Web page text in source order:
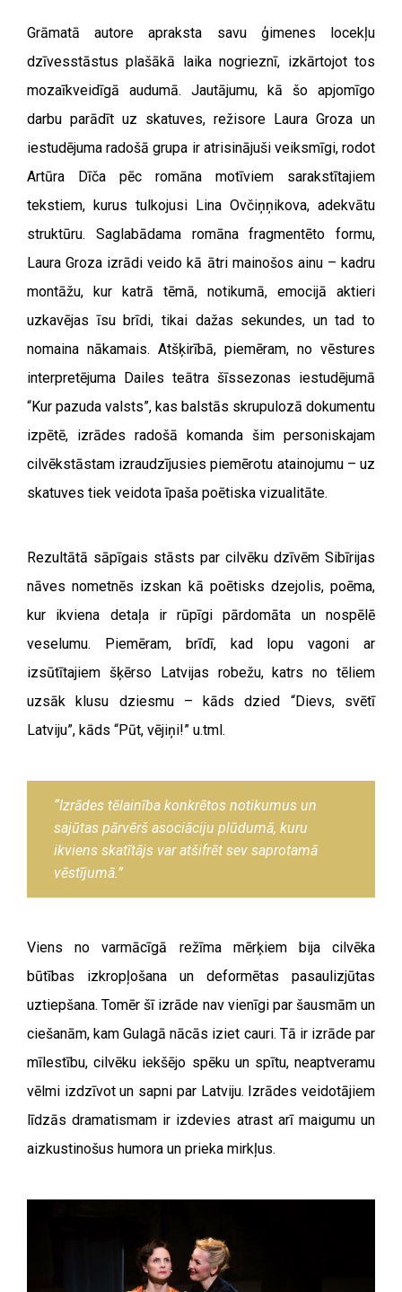
Grāmatā autore apraksta savu ģimenes locekļu
dzīvesstāstus plašākā laika nogrieznī, izkārtojot tos
mozaīkveidīgā audumā. Jautājumu, kā šo apjomīgo
darbu parādīt uz skatuves, režisore Laura Groza un
iestudējuma radošā grupa ir atrisinājuši veiksmīgi, rodot
Artūra Dīča pēc romāna motīviem sarakstītajiem
tekstiem, kurus tulkojusi Lina Ovčiņņikova, adekvātu
struktūru. Saglabādama romāna fragmentēto formu,
Laura Groza izrādi veido kā ātri mainošos ainu – kadru
montāžu, kur katrā tēmā, notikumā, emocijā aktieri
uzkavējas īsu brīdi, tikai dažas sekundes, un tad to
nomaina nākamais. Atšķirībā, piemēram, no vēstures
interpretējuma Dailes teātra šīssezonas iestudējumā
“Kur pazuda valsts”, kas balstās skrupulozā dokumentu
izpētē, izrādes radošā komanda šim personiskajam
cilvēkstāstam izraudzījusies piemērotu atainojumu – uz
skatuves tiek veidota īpaša poētiska vizualitāte.
Rezultātā sāpīgais stāsts par cilvēku dzīvēm Sibīrijas
nāves nometnēs izskan kā poētisks dzejolis, poēma,
kur ikviena detaļa ir rūpīgi pārdomāta un nospēlē
veselumu. Piemēram, brīdī, kad lopu vagoni ar
izsūtītajiem šķērso Latvijas robežu, katrs no tēliem
uzsāk klusu dziesmu – kāds dzied “Dievs, svētī
Latviju”, kāds “Pūt, vējiņi!” u.tml.
“Izrādes tēlainība konkrētos notikumus un
sajūtas pārvērš asociāciju plūdumā, kuru
ikviens skatītājs var atšifrēt sev saprotamā
vēstījumā.”
Viens no varmācīgā režīma mērķiem bija cilvēka
būtības izkropļošana un deformētas pasaulizjūtas
uztiepšana. Tomēr šī izrāde nav vienīgi par šausmām un
ciešanām, kam Gulagā nācās iziet cauri. Tā ir izrāde par
mīlestību, cilvēku iekšējo spēku un spītu, neaptveramu
vēlmi izdzīvot un sapni par Latviju. Izrādes veidotājiem
līdzās dramatismam ir izdevies atrast arī maigumu un
aizkustinošus humora un prieka mirkļus.